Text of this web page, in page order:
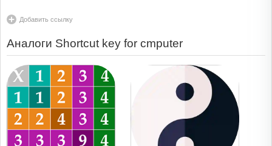
Добавить ссылку
Аналоги Shortcut key for cmputer